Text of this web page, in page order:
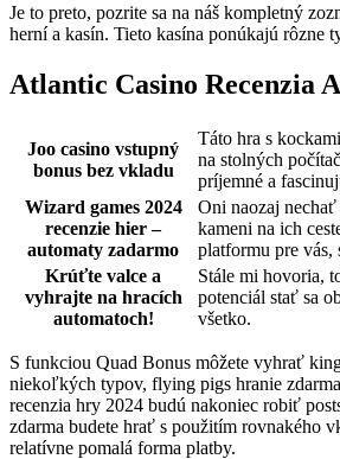
Je to preto, pozrite sa na náš kompletný
herní a kasín. Tieto kasína ponúkajú rôzne
Atlantic Casino Recenzia
Joo casino vstupný
bonus bez vkladu
Táto hra s
na stolných
príjemné a
Wizard games 2024
recenzie hier –
automaty zadarmo
Oni naozaj
kameni na ich
platformu pre vás,
Krúťte valce a
vyhrajte na hracích
automatoch!
Stále mi hovoria,
potenciál stať sa
všetko.
S funkciou Quad Bonus môžete vyhrať
niekoľkých typov, flying pigs hranie
recenzia hry 2024 budú nakoniec robiť
zdarma budete hrať s použitím rovnakého
relatívne pomalá forma platby.